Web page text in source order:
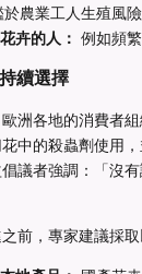
於農業工人生殖風險
卉的人： 例如頻
續選擇
洲各地的消費者
中的殺蟲劑使用
議者強調：「沒
前，專家建議採取